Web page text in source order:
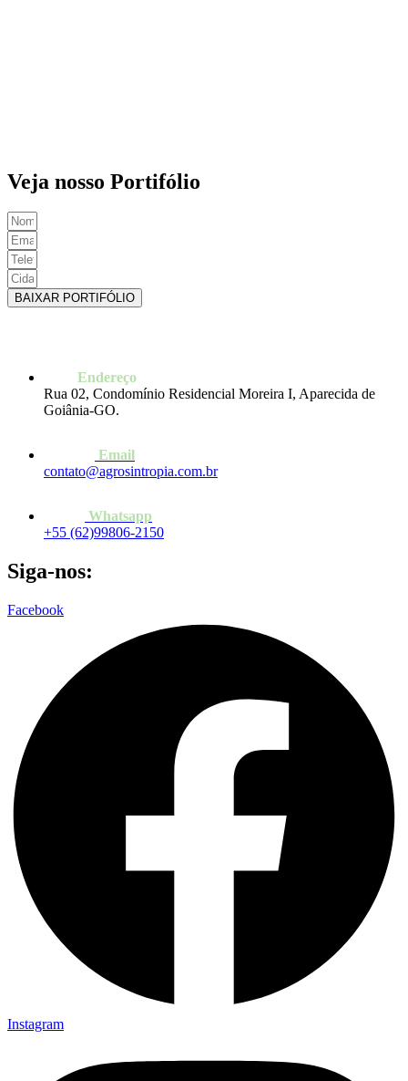
Veja nosso Portifólio
BAIXAR PORTIFÓLIO
Endereço
Rua 02, Condomínio Residencial Moreira I, Aparecida de
Goiânia-GO.
Email
contato@agrosintropia.com.br
Whatsapp
+55 (62)99806-2150
Siga-nos:
Facebook
Instagram